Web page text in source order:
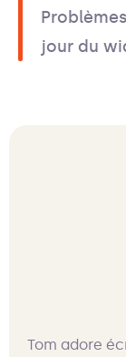
jour du
Tom adore